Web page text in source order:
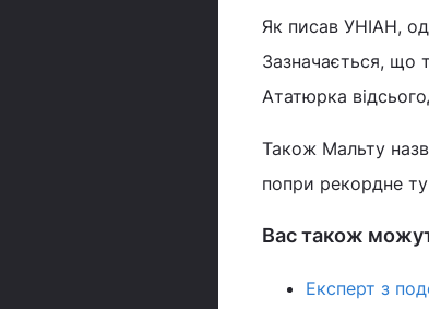
Як писав УНІАН,
Зазначається, що
Ататюрка
Також Мальту
попри рекордне
Вас також
Експерт з